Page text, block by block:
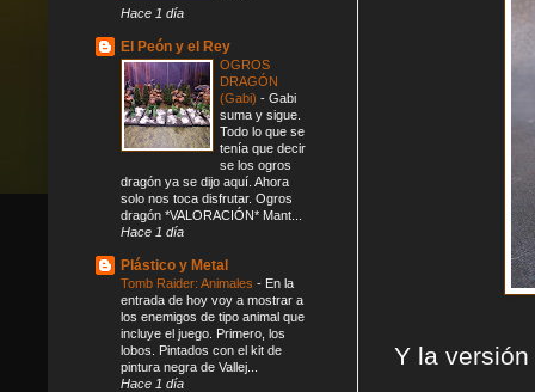
Y la
Hace 1 día
El Peón y el Rey
OGROS
DRAGÓN
(Gabi) - Gabi
suma y sigue.
Todo lo que se
tenía que decir
se los ogros
dragón ya se dijo aquí. Ahora
solo nos toca disfrutar. Ogros
dragón *VALORACIÓN* Mant...
Hace 1 día
Plástico y Metal
Tomb Raider: Animales - En la
entrada de hoy voy a mostrar a
los enemigos de tipo animal que
incluye el juego. Primero, los
lobos. Pintados con el kit de
pintura negra de Vallej...
Hace 1 día